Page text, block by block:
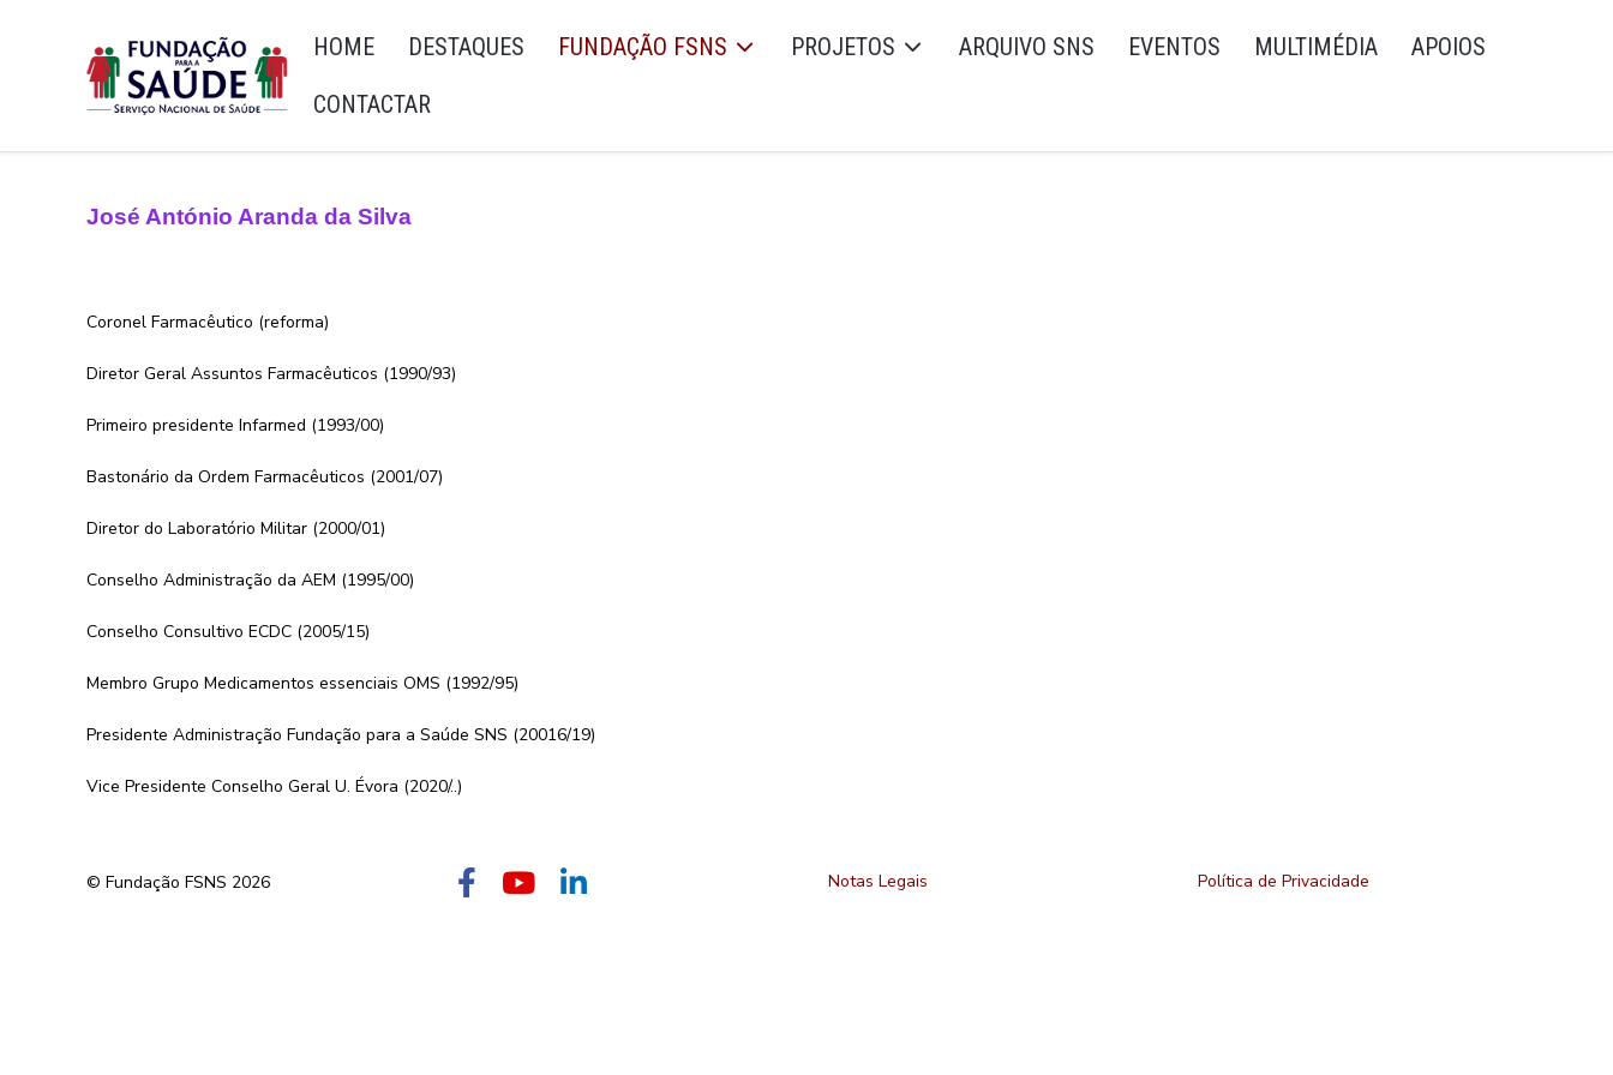
HOME DESTAQUES FUNDAÇÃO FSNS PROJETOS ARQUIVO SNS EVENTOS MULTIMÉDIA
APOIOS
CONTACTAR
José António Aranda da Silva
Coronel Farmacêutico (reforma)
Diretor Geral Assuntos Farmacêuticos (1990/93)
Primeiro presidente Infarmed (1993/00)
Bastonário da Ordem Farmacêuticos (2001/07)
Diretor do Laboratório Militar (2000/01)
Conselho Administração da AEM (1995/00)
Conselho Consultivo ECDC (2005/15)
Membro Grupo Medicamentos essenciais OMS (1992/95)
Presidente Administração Fundação para a Saúde SNS (20016/19)
Vice Presidente Conselho Geral U. Évora (2020/..)
© Fundação FSNS 2026 Notas Legais Política de Privacidade